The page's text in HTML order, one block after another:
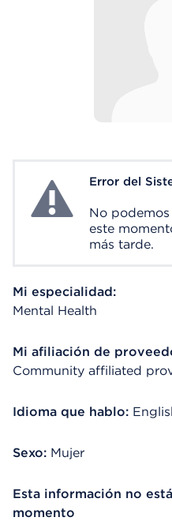
System ErrorError del
No
este
más tarde.
Mi especialidad:
Mental Health
Mi afiliación de
Community affiliated
Idioma que hablo:
Sexo: Mujer
Esta información no
momento